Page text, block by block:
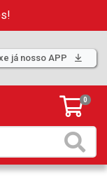
já nosso APP
0